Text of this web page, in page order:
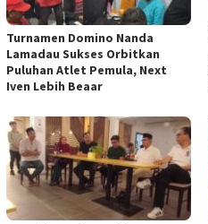
Turnamen Domino Nanda
Lamadau Sukses Orbitkan
Puluhan Atlet Pemula, Next
Iven Lebih Beaar